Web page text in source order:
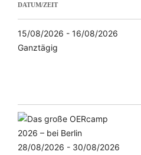
DATUM/ZEIT
15/08/2026 - 16/08/2026
Ganztägig
28/08/2026 - 30/08/2026